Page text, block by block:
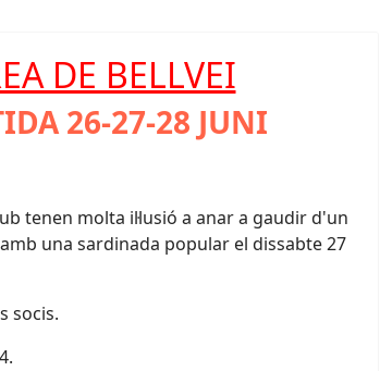
DE BELLVEI
26-27-28 JUNI
tenen molta il·lusió a anar a gaudir d'un
una sardinada popular el dissabte 27
socis.